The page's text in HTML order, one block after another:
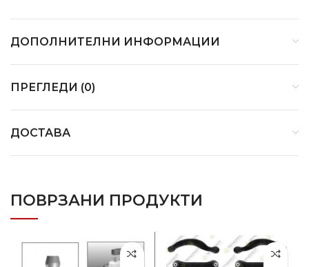
ДОПОЛНИТЕЛНИ ИНФОРМАЦИИ
ПРЕГЛЕДИ (0)
ДОСТАВА
ПОВРЗАНИ ПРОДУКТИ